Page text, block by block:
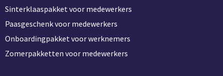
Sinterklaaspakket voor medewerkers
Paasgeschenk voor medewerkers
Onboardingpakket voor werknemers
Zomerpakketten voor medewerkers